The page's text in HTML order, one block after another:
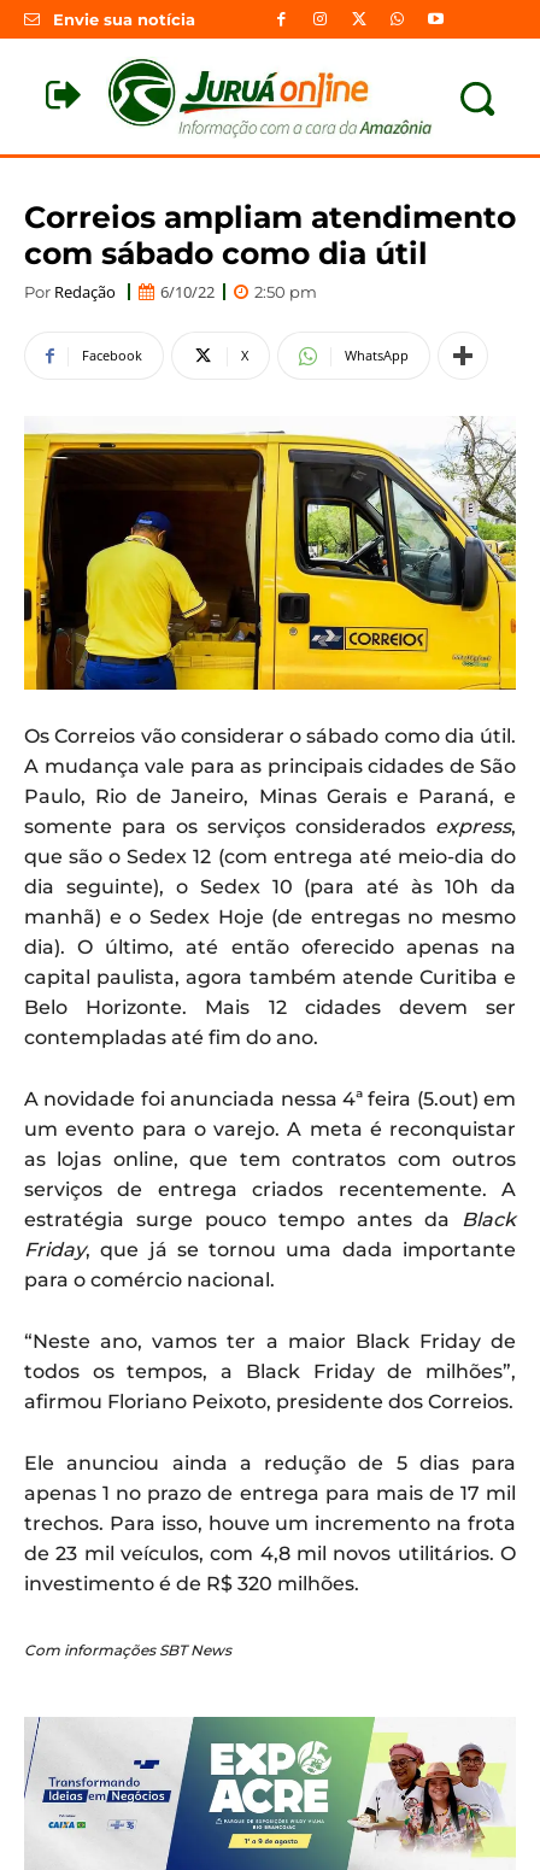
Envie sua notícia
Correios ampliam atendimento
com sábado como dia útil
Por Redação 6/10/22 2:50 pm
Facebook X WhatsApp
Os Correios vão considerar o sábado como dia útil.
A mudança vale para as principais cidades de São
Paulo, Rio de Janeiro, Minas Gerais e Paraná, e
somente para os serviços considerados express,
que são o Sedex 12 (com entrega até meio-dia do
dia seguinte), o Sedex 10 (para até às 10h da
manhã) e o Sedex Hoje (de entregas no mesmo
dia). O último, até então oferecido apenas na
capital paulista, agora também atende Curitiba e
Belo Horizonte. Mais 12 cidades devem ser
contempladas até fim do ano.
A novidade foi anunciada nessa 4ª feira (5.out) em
um evento para o varejo. A meta é reconquistar
as lojas online, que tem contratos com outros
serviços de entrega criados recentemente. A
estratégia surge pouco tempo antes da Black
Friday, que já se tornou uma dada importante
para o comércio nacional.
“Neste ano, vamos ter a maior Black Friday de
todos os tempos, a Black Friday de milhões”,
afirmou Floriano Peixoto, presidente dos Correios.
Ele anunciou ainda a redução de 5 dias para
apenas 1 no prazo de entrega para mais de 17 mil
trechos. Para isso, houve um incremento na frota
de 23 mil veículos, com 4,8 mil novos utilitários. O
investimento é de R$ 320 milhões.
Com informações SBT News